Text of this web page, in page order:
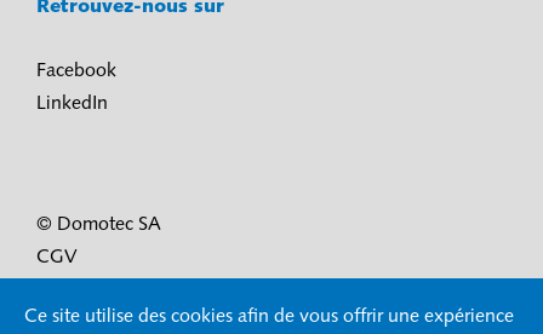
Ce site utilise des cookies afin de vous offrir une expérience
Retrouvez-nous sur
Facebook
LinkedIn
© Domotec SA
CGV
Mentions légales